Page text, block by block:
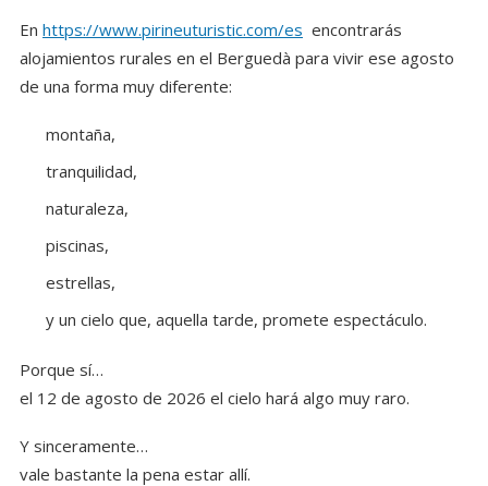
En https://www.pirineuturistic.com/es encontrarás
alojamientos rurales en el Berguedà para vivir ese agosto
de una forma muy diferente:
montaña,
tranquilidad,
naturaleza,
piscinas,
estrellas,
y un cielo que, aquella tarde, promete espectáculo.
Porque sí…
el 12 de agosto de 2026 el cielo hará algo muy raro.
Y sinceramente…
vale bastante la pena estar allí.